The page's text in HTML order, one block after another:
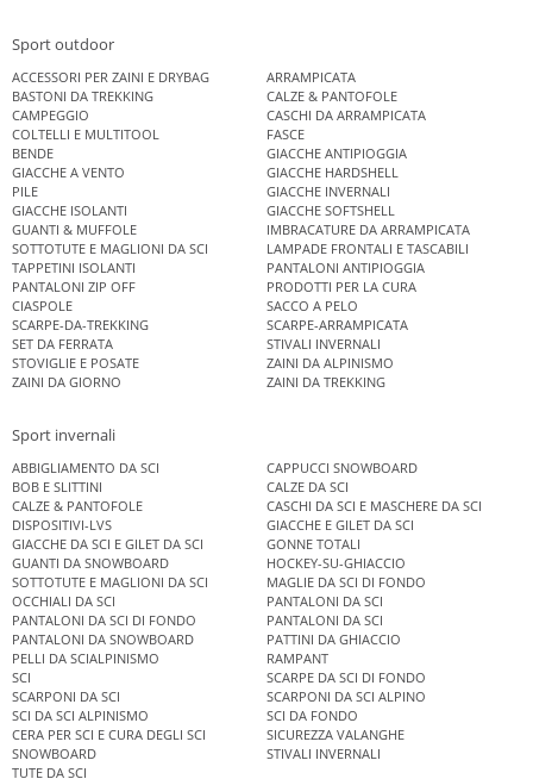
Sport outdoor
ACCESSORI PER ZAINI E DRYBAG
ARRAMPICATA
BASTONI DA TREKKING
CALZE & PANTOFOLE
CAMPEGGIO
CASCHI DA ARRAMPICATA
COLTELLI E MULTITOOL
FASCE
BENDE
GIACCHE ANTIPIOGGIA
GIACCHE A VENTO
GIACCHE HARDSHELL
PILE
GIACCHE INVERNALI
GIACCHE ISOLANTI
GIACCHE SOFTSHELL
GUANTI & MUFFOLE
IMBRACATURE DA ARRAMPICATA
SOTTOTUTE E MAGLIONI DA SCI
LAMPADE FRONTALI E TASCABILI
TAPPETINI ISOLANTI
PANTALONI ANTIPIOGGIA
PANTALONI ZIP OFF
PRODOTTI PER LA CURA
CIASPOLE
SACCO A PELO
SCARPE-DA-TREKKING
SCARPE-ARRAMPICATA
SET DA FERRATA
STIVALI INVERNALI
STOVIGLIE E POSATE
ZAINI DA ALPINISMO
ZAINI DA GIORNO
ZAINI DA TREKKING
Sport invernali
ABBIGLIAMENTO DA SCI
CAPPUCCI SNOWBOARD
BOB E SLITTINI
CALZE DA SCI
CALZE & PANTOFOLE
CASCHI DA SCI E MASCHERE DA SCI
DISPOSITIVI-LVS
GIACCHE E GILET DA SCI
GIACCHE DA SCI E GILET DA SCI
GONNE TOTALI
GUANTI DA SNOWBOARD
HOCKEY-SU-GHIACCIO
SOTTOTUTE E MAGLIONI DA SCI
MAGLIE DA SCI DI FONDO
OCCHIALI DA SCI
PANTALONI DA SCI
PANTALONI DA SCI DI FONDO
PANTALONI DA SCI
PANTALONI DA SNOWBOARD
PATTINI DA GHIACCIO
PELLI DA SCIALPINISMO
RAMPANT
SCI
SCARPE DA SCI DI FONDO
SCARPONI DA SCI
SCARPONI DA SCI ALPINO
SCI DA SCI ALPINISMO
SCI DA FONDO
CERA PER SCI E CURA DEGLI SCI
SICUREZZA VALANGHE
SNOWBOARD
STIVALI INVERNALI
TUTE DA SCI